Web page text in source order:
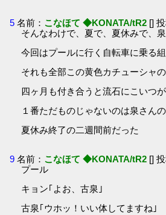
5 名前： こなほて ◆KONATA/tR2 []
そんなわけで、夏で、夏休みで、
今回はプールに行く自転車に乗る
それも全部この黄色カチューシャ
四ヶ月も付き合うと流石にこいつ
１番ただものじゃないのは泉さん
夏休み終了の二週間前だった
9 名前： こなほて ◆KONATA/tR2 []
プール
キョン｢よお、古泉｣
古泉｢ウホッ！いい体してますね｣